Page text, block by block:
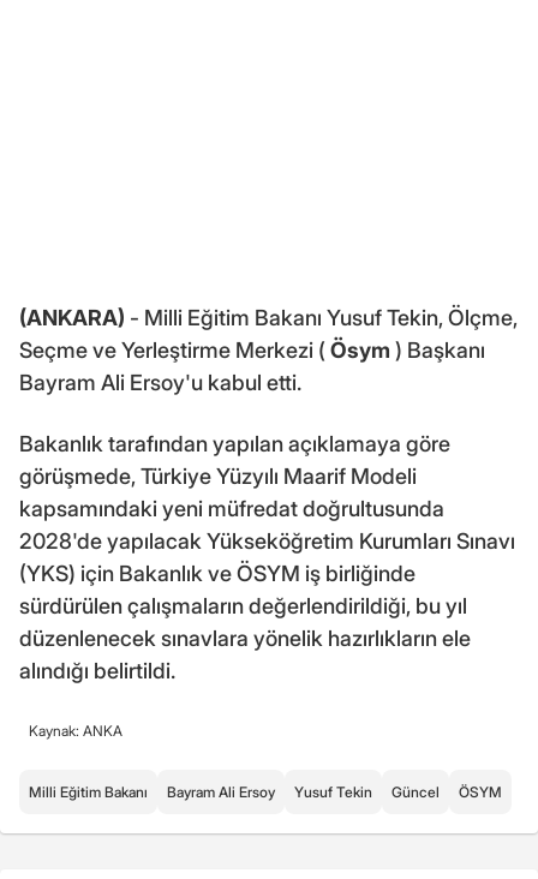
(ANKARA) - Milli Eğitim Bakanı Yusuf Tekin, Ölçme,
Seçme ve Yerleştirme Merkezi ( Ösym ) Başkanı
Bayram Ali Ersoy'u kabul etti.
Bakanlık tarafından yapılan açıklamaya göre
görüşmede, Türkiye Yüzyılı Maarif Modeli
kapsamındaki yeni müfredat doğrultusunda
2028'de yapılacak Yükseköğretim Kurumları Sınavı
(YKS) için Bakanlık ve ÖSYM iş birliğinde
sürdürülen çalışmaların değerlendirildiği, bu yıl
düzenlenecek sınavlara yönelik hazırlıkların ele
alındığı belirtildi.
Kaynak: ANKA
Milli Eğitim Bakanı Bayram Ali Ersoy Yusuf Tekin Güncel ÖSYM